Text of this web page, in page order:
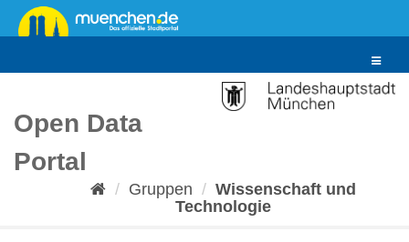
Überspringen
zum
Toggle
Open Data
Portal
Gruppen
Wissenschaft und
Technologie